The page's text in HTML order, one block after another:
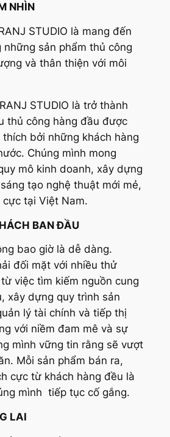
NHÌN
STUDIO là mang đến
những sản phẩm thủ công
và thân thiện với môi
STUDIO là trở thành
thủ công hàng đầu được
bởi những khách hàng
Chúng mình mong
mô kinh doanh, xây dựng
tạo nghệ thuật mới mẻ,
tại Việt Nam.
BAN ĐẦU
bao giờ là dễ dàng.
đối mặt với nhiều thử
việc tìm kiếm nguồn cung
xây dựng quy trình sản
lý tài chính và tiếp thị
với niềm đam mê và sự
mình vững tin rằng sẽ vượt
Mỗi sản phẩm bán ra,
cực từ khách hàng đều là
mình tiếp tục cố gắng.
LAI